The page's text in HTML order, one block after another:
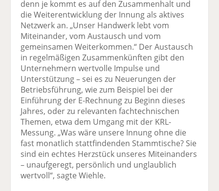
denn je kommt es auf den Zusammenhalt und
die Weiterentwicklung der Innung als aktives
Netzwerk an. „Unser Handwerk lebt vom
Miteinander, vom Austausch und vom
gemeinsamen Weiterkommen.“ Der Austausch
in regelmäßigen Zusammenkünften gibt den
Unternehmern wertvolle Impulse und
Unterstützung – sei es zu Neuerungen der
Betriebsführung, wie zum Beispiel bei der
Einführung der E-Rechnung zu Beginn dieses
Jahres, oder zu relevanten fachtechnischen
Themen, etwa dem Umgang mit der KRL-
Messung. „Was wäre unsere Innung ohne die
fast monatlich stattfindenden Stammtische? Sie
sind ein echtes Herzstück unseres Miteinanders
– unaufgeregt, persönlich und unglaublich
wertvoll“, sagte Wiehle.